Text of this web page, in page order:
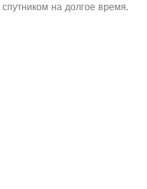
на долгое время.